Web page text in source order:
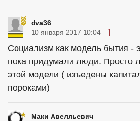
dva36
10 января 2017 10:04
Социализм как модель бытия -
пока придумали люди. Просто
этой модели ( изъедены
пороками)
Маки Авелльевич